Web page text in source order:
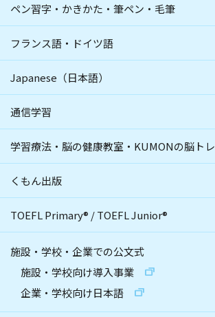
ペン習字・かきかた・筆ペン・毛筆
フランス語・ドイツ語
Japanese（日本語）
通信学習
学習療法・脳の健康教室・KUMONの脳トレ
くもん出版
TOEFL Primary® /TOEFL Junior®
施設・学校・企業での公文式
施設・学校向け導入事業
企業・学校向け日本語